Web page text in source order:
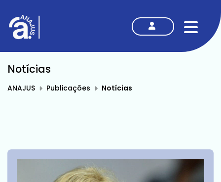
MENU
Notícias
ANAJUS Publicações Notícias